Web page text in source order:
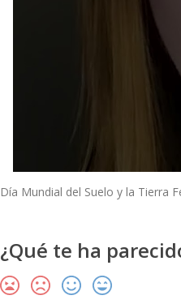
Día Mundial del Suelo y la Tierra
¿Qué te ha